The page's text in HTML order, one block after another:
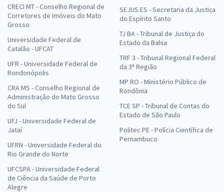
CRECI MT - Conselho Regional de
Corretores de Imóveis do Mato
Grosso
Universidade Federal de
Catalão - UFCAT
UFR - Universidade Federal de
Rondonópolis
CRA MS - Conselho Regional de
Administração do Mato Grosso
do Sul
UFJ - Universidade Federal de
Jataí
UFRN - Universidade Federal do
Rio Grande do Norte
UFCSPA - Universidade Federal
de Ciência da Saúde de Porto
Alegre
SEJUS ES - Secretaria da Justiça
do Espírito Santo
TJ BA - Tribunal de Justiça do
Estado da Bahia
TRF 3 - Tribunal Regional Federal
da 3ª Região
MP RO - Ministério Público de
Rondônia
TCE SP - Tribunal de Contas do
Estado de São Paulo
Politec PE - Polícia Científica de
Pernambuco